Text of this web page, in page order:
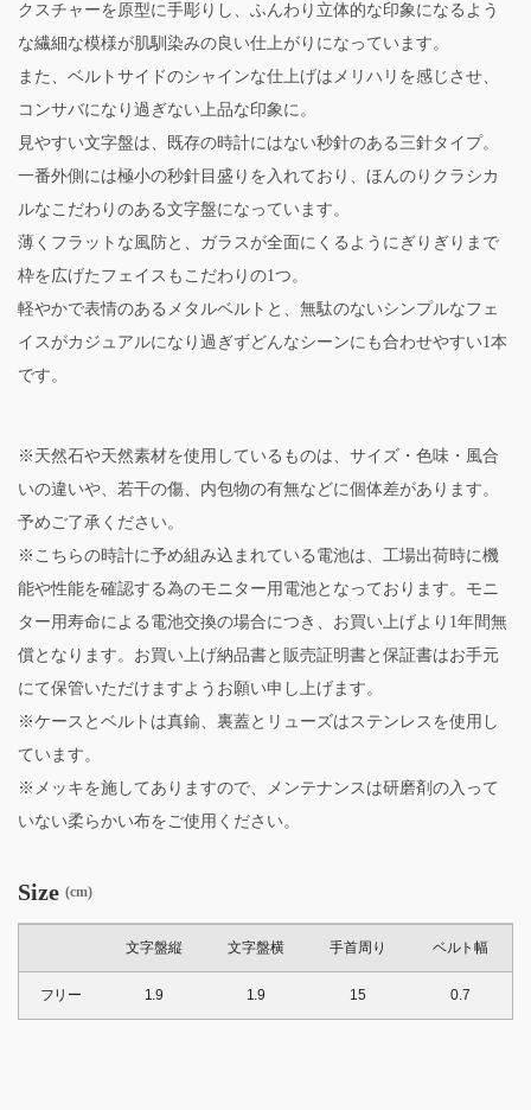
クスチャーを原型に手彫りし、ふんわり立体的な印象になるよう
な繊細な模様が肌馴染みの良い仕上がりになっています。
また、ベルトサイドのシャインな仕上げはメリハリを感じさせ、
コンサバになり過ぎない上品な印象に。
見やすい文字盤は、既存の時計にはない秒針のある三針タイプ。
一番外側には極小の秒針目盛りを入れており、ほんのりクラシカ
ルなこだわりのある文字盤になっています。
薄くフラットな風防と、ガラスが全面にくるようにぎりぎりまで
枠を広げたフェイスもこだわりの1つ。
軽やかで表情のあるメタルベルトと、無駄のないシンプルなフェ
イスがカジュアルになり過ぎずどんなシーンにも合わせやすい1本
です。
※天然石や天然素材を使用しているものは、サイズ・色味・風合
いの違いや、若干の傷、内包物の有無などに個体差があります。
予めご了承ください。
※こちらの時計に予め組み込まれている電池は、工場出荷時に機
能や性能を確認する為のモニター用電池となっております。モニ
ター用寿命による電池交換の場合につき、お買い上げより1年間無
償となります。お買い上げ納品書と販売証明書と保証書はお手元
にて保管いただけますようお願い申し上げます。
※ケースとベルトは真鍮、裏蓋とリューズはステンレスを使用し
ています。
※メッキを施してありますので、メンテナンスは研磨剤の入って
いない柔らかい布をご使用ください。
Size (cm)
文字盤縦 文字盤横 手首周り ベルト幅
フリー 1.9 1.9 15 0.7